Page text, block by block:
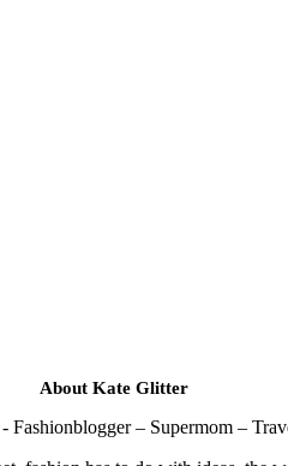
About Kate Glitter